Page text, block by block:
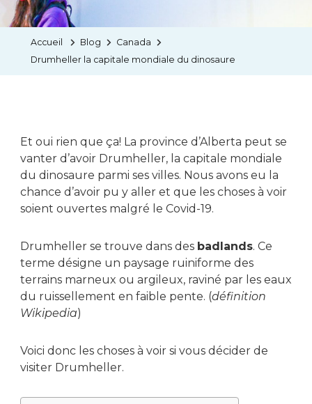
Accueil Blog
Canada
Drumheller la capitale mondiale du dinosaure
Et oui rien que ça! La province d’Alberta peut se
vanter d’avoir Drumheller, la capitale mondiale
du dinosaure parmi ses villes. Nous avons eu la
chance d’avoir pu y aller et que les choses à voir
soient ouvertes malgré le Covid-19.
Drumheller se trouve dans des badlands. Ce
terme désigne un paysage ruiniforme des
terrains marneux ou argileux, raviné par les eaux
du ruissellement en faible pente. (définition
Wikipedia)
Voici donc les choses à voir si vous décider de
visiter Drumheller.